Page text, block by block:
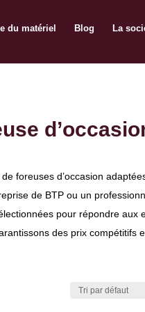
du matériel Blog La
foreuses d’occasion
de BTP ou un
pour répondre aux
des prix compétitifs